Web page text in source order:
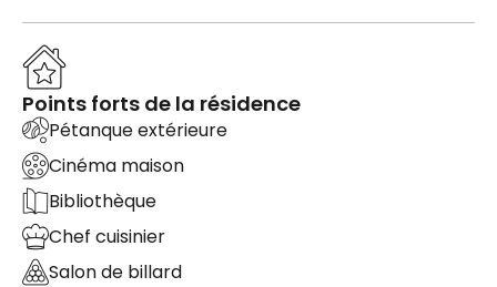
Points forts de la résidence
Pétanque extérieure
Cinéma maison
Bibliothèque
Chef cuisinier
Salon de billard